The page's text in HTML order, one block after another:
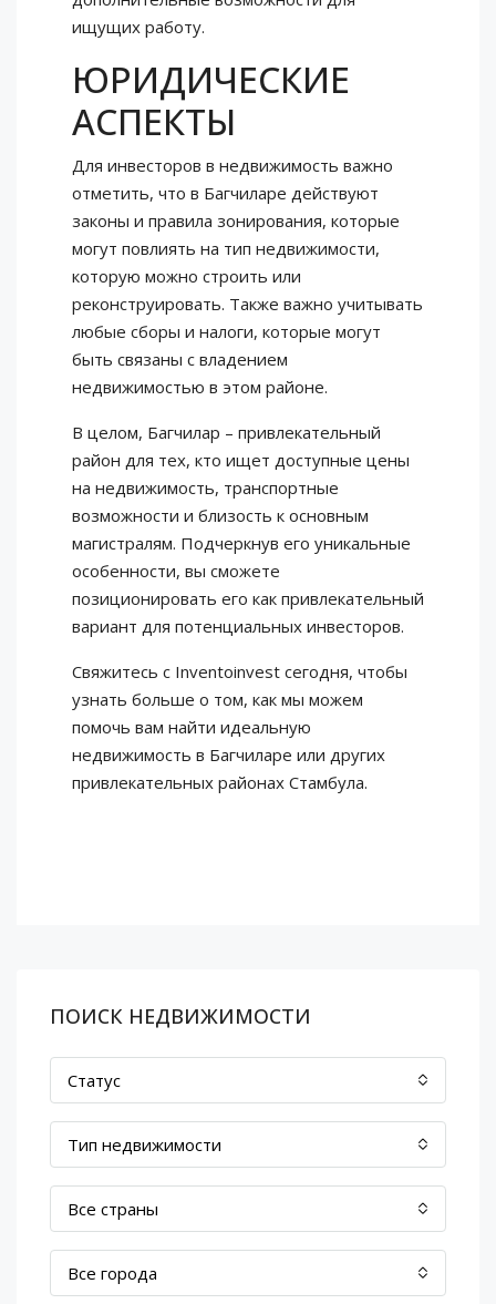
ищущих работу.
ЮРИДИЧЕСКИЕ
АСПЕКТЫ
Для инвесторов в недвижимость важно
отметить, что в Багчиларе действуют
законы и правила зонирования, которые
могут повлиять на тип недвижимости,
которую можно строить или
реконструировать. Также важно учитывать
любые сборы и налоги, которые могут
быть связаны с владением
недвижимостью в этом районе.
В целом, Багчилар – привлекательный
район для тех, кто ищет доступные цены
на недвижимость, транспортные
возможности и близость к основным
магистралям. Подчеркнув его уникальные
особенности, вы сможете
позиционировать его как привлекательный
вариант для потенциальных инвесторов.
Свяжитесь с Inventoinvest сегодня, чтобы
узнать больше о том, как мы можем
помочь вам найти идеальную
недвижимость в Багчиларе или других
привлекательных районах Стамбула.
ПОИСК НЕДВИЖИМОСТИ
Статус
Тип недвижимости
Все страны
Все города